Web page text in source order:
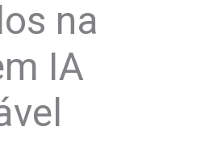
na
IA